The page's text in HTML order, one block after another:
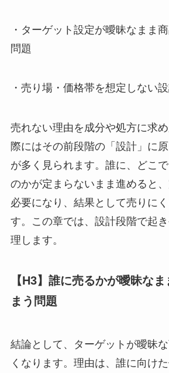
・ターゲット設定が曖昧なまま
問題
・売り場・価格帯を想定しない
売れない理由を成分や処方に求
際にはその前段階の「設計」に
が多く見られます。誰に、どこ
のかが定まらないまま進めると
必要になり、結果として売りに
す。この章では、設計段階で起
理します。
【H3】誰に売るかが曖昧な
まう問題
結論として、ターゲットが曖昧
くなります。理由は、誰に向け